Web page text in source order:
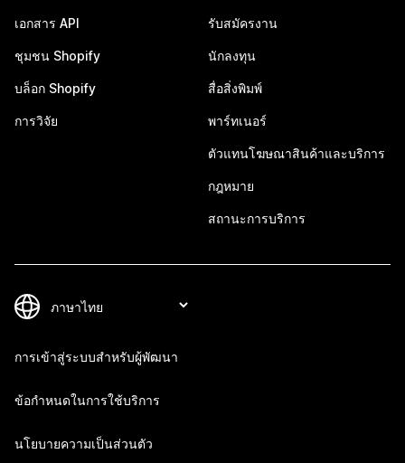
เอกสาร API
ชุมชน Shopify
บล็อก Shopify
การวิจัย
รับสมัครงาน
นักลงทุน
สื่อสิ่งพิมพ์
พาร์ทเนอร์
ตัวแทนโฆษณาสินค้าและบริการ
กฎหมาย
สถานะการบริการ
การเข้าสู่ระบบสำหรับผู้พัฒนา
ข้อกำหนดในการใช้บริการ
นโยบายความเป็นส่วนตัว